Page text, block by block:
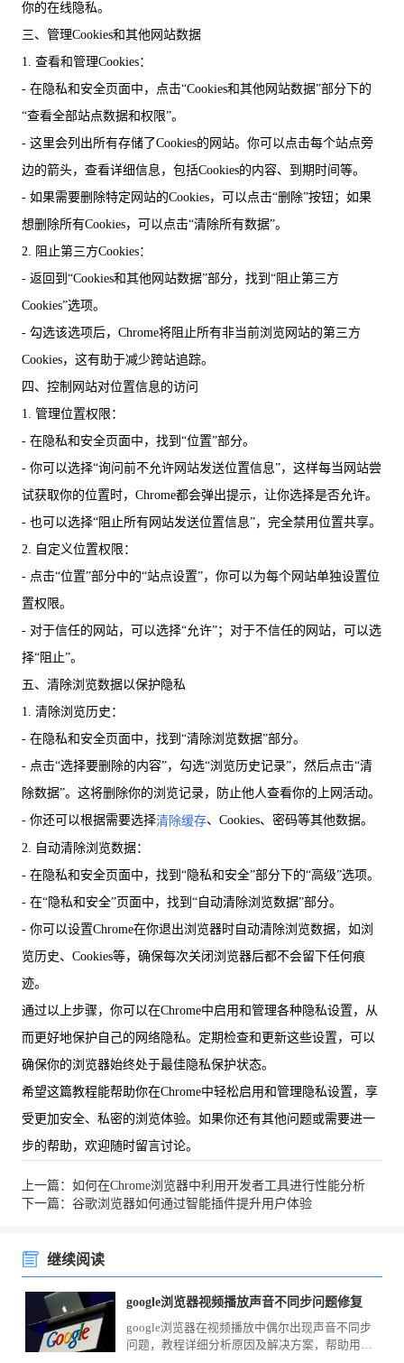
你的在线隐私。
三、管理Cookies和其他网站数据
1. 查看和管理Cookies：
- 在隐私和安全页面中，点击“Cookies和其他网站数据”部分下的
“查看全部站点数据和权限”。
- 这里会列出所有存储了Cookies的网站。你可以点击每个站点旁
边的箭头，查看详细信息，包括Cookies的内容、到期时间等。
- 如果需要删除特定网站的Cookies，可以点击“删除”按钮；如果
想删除所有Cookies，可以点击“清除所有数据”。
2. 阻止第三方Cookies：
- 返回到“Cookies和其他网站数据”部分，找到“阻止第三方
Cookies”选项。
- 勾选该选项后，Chrome将阻止所有非当前浏览网站的第三方
Cookies，这有助于减少跨站追踪。
四、控制网站对位置信息的访问
1. 管理位置权限：
- 在隐私和安全页面中，找到“位置”部分。
- 你可以选择“询问前不允许网站发送位置信息”，这样每当网站尝
试获取你的位置时，Chrome都会弹出提示，让你选择是否允许。
- 也可以选择“阻止所有网站发送位置信息”，完全禁用位置共享。
2. 自定义位置权限：
- 点击“位置”部分中的“站点设置”，你可以为每个网站单独设置位
置权限。
- 对于信任的网站，可以选择“允许”；对于不信任的网站，可以选
择“阻止”。
五、清除浏览数据以保护隐私
1. 清除浏览历史：
- 在隐私和安全页面中，找到“清除浏览数据”部分。
- 点击“选择要删除的内容”，勾选“浏览历史记录”，然后点击“清
除数据”。这将删除你的浏览记录，防止他人查看你的上网活动。
- 你还可以根据需要选择清除缓存、Cookies、密码等其他数据。
2. 自动清除浏览数据：
- 在隐私和安全页面中，找到“隐私和安全”部分下的“高级”选项。
- 在“隐私和安全”页面中，找到“自动清除浏览数据”部分。
- 你可以设置Chrome在你退出浏览器时自动清除浏览数据，如浏
览历史、Cookies等，确保每次关闭浏览器后都不会留下任何痕
迹。
通过以上步骤，你可以在Chrome中启用和管理各种隐私设置，从
而更好地保护自己的网络隐私。定期检查和更新这些设置，可以
确保你的浏览器始终处于最佳隐私保护状态。
希望这篇教程能帮助你在Chrome中轻松启用和管理隐私设置，享
受更加安全、私密的浏览体验。如果你还有其他问题或需要进一
步的帮助，欢迎随时留言讨论。
上一篇：如何在Chrome浏览器中利用开发者工具进行性能分析
下一篇：谷歌浏览器如何通过智能插件提升用户体验
继续阅读
google浏览器视频播放声音不同步问题修复
google浏览器在视频播放中偶尔出现声音不同步
问题，教程详细分析原因及解决方案，帮助用户